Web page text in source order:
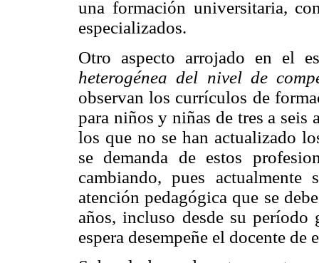
una formación universitaria,
especializados.
Otro aspecto arrojado en el
heterogénea del nivel de
observan los currículos de
para niños y niñas de tres a seis
los que no se han actualizado
se demanda de estos
cambiando, pues
atención pedagógica que se
años, incluso desde su período
espera desempeñe el docente de